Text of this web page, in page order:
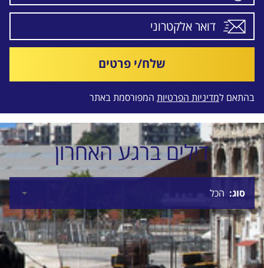
שלח/י פרטים
בהתאם למדיניות הפרטיות המפורסמת באתר
דילים ברגע האחרון
סוג